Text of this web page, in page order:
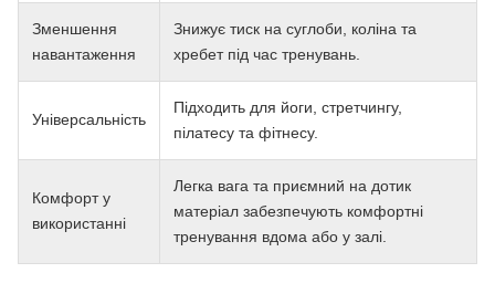
Зменшення
навантаження
Знижує тиск на суглоби, коліна та
хребет під час тренувань.
Універсальність
Підходить для йоги, стретчингу,
пілатесу та фітнесу.
Комфорт у
використанні
Легка вага та приємний на дотик
матеріал забезпечують комфортні
тренування вдома або у залі.